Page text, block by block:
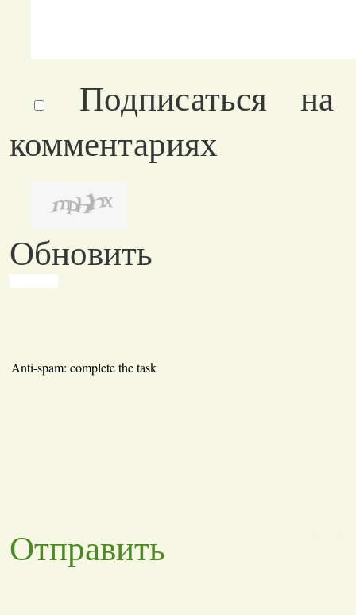
Подписаться
комментариях
Обновить
Anti-spam: complete the task
Отправить